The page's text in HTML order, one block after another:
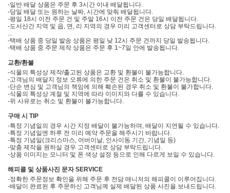
-일반 배달 상품은 주문 후 3시간 이내 배달됩니다.
-당일 배달 또는 원하는 날짜, 시간에 맞춰 배달됩니다.
-평일 18시 이전 주문 건 및 주말 16시 이전 주문 건은 당일 배달됩니다.
-도서산간 지역 및 읍, 면, 리 지역의 경우 미리 고객센터로 상담 부탁드립니다.
...
-택배 상품 중 당일 발송 상품은 평일 낮 12시 주문 건까지 당일 발송됩니다.
-택배 상품 중 주문 제작 상품은 주문 후 1~7일 안에 발송됩니다.
교환/환불
-식물의 특성상 제작/출고된 상품은 교환 및 환불이 불가능합니다.
-고객님의 배달지 정보 오류에 의한 주문 건은 취소 및 환불이 불가능합니다.
-단순 변심 및 고객님의 책임에 의해 훼손된 경우 취소 및 환불이 불가합니다.
-식물의 특성상 계절 및 지역에 따라 이미지와 다를 수 있습니다.
-위 사유로는 취소 및 환불이 불가능합니다.
구매 시 TIP
-특정 기념일의 경우 시간 지정 배달이 불가능하며, 배달이 지연될 수 있습니다.
-특정 기념일엔 하루 전 미리 예약 주문을 해주시기 바랍니다.
-특정 기념일(크리스마스, 어버이날, 인사이동 기간, 기념일 등)
-맞춤 제작을 원하실 경우 고객센터로 상담 부탁드립니다.
-상품 이미지는 모니터 및 폰 색상 설정 등으로 인해 다르게 보일 수 있습니다.
해피콜 및 상품사진 문자 SERVICE
-정확한 주문정보 확인을 위해 주문 후 전담 매니저의 해피콜이 이루어집니다.
-배달이 완료된 후 주문하신 고객님께 실제 배달된 상품 사진을 보내드립니다.